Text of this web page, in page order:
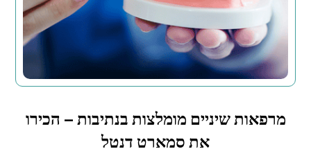
מרפאות שיניים מומלצות בנתיבות – הכירו
את סמארט דנטל